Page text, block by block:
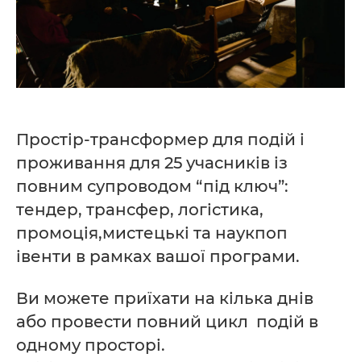
Простір-трансформер для подій і
проживання для 25 учасників із
повним супроводом “під ключ”:
тендер, трансфер, логістика,
промоція,мистецькі та наукпоп
івенти в рамках вашої програми.
Ви можете приїхати на кілька днів
або провести повний цикл подій в
одному просторі.